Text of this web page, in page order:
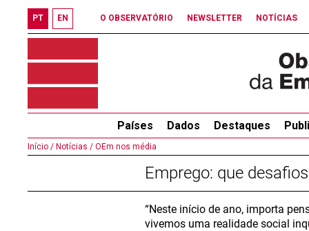
PT EN O OBSERVATÓRIO NEWSLETTER NOTÍCIAS
Países Dados Destaques
Início / Notícias / OEm nos média
Emprego: que
“Neste início de ano, importa
vivemos uma realidade social